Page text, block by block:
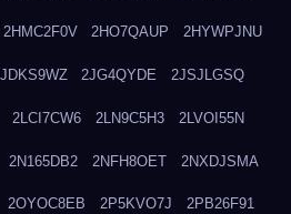
2HMC2F0V 2HO7QAUP 2HYWPJNU
2JG4QYDE 2JSJLGSQ
2LCI7CW6 2LN9C5H3 2LVOI55N
2N165DB2 2NFH8OET 2NXDJSMA
2OYOC8EB 2P5KVO7J 2PB26F91